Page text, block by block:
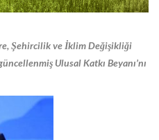
Şehircilik ve İklim Değişikliği
Ulusal Katkı Beyanı’nı